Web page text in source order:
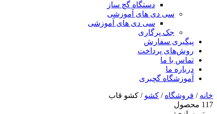
دستگاه گچ ساز
سی دی های آموزشی
سی دی های آموزشی
جک پرگاری
پیگیری سفارش
روش‌های پرداخت
تماس با ما
درباره ما
آموزشگاه گچبری
خانه / فروشگاه / کشو / کشو قاب
117 محصول